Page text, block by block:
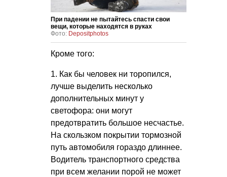
При падении не пытайтесь спасти свои
вещи, которые находятся в руках
Фото: Depositphotos
Кроме того:
1. Как бы человек ни торопился,
лучше выделить несколько
дополнительных минут у
светофора: они могут
предотвратить большое несчастье.
На скользком покрытии тормозной
путь автомобиля гораздо длиннее.
Водитель транспортного средства
при всем желании порой не может